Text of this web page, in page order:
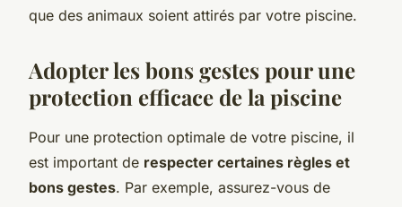
que des animaux soient attirés par votre piscine.
Adopter les bons gestes pour une
protection efficace de la piscine
Pour une protection optimale de votre piscine, il
est important de respecter certaines règles et
bons gestes. Par exemple, assurez-vous de